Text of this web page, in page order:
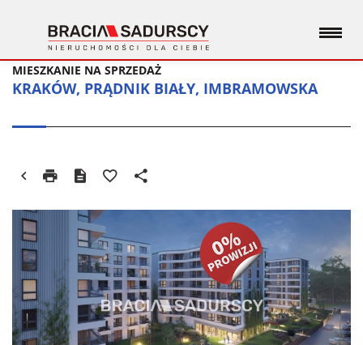
KRAKÓW, PRĄDNIK BIAŁY, IMBRAMOWSKA
MIESZKANIE NA SPRZEDAŻ